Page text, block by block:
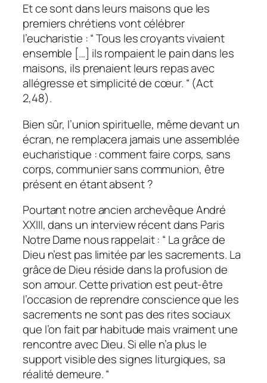
Et ce sont dans leurs maisons que les
premiers chrétiens vont célébrer
l’eucharistie : “Tous les croyants vivaient
ensemble […] ils rompaient le pain dans les
maisons, ils prenaient leurs repas avec
allégresse et simplicité de cœur. “ (Act
2,48).
Bien sûr, l’union spirituelle, même devant un
écran, ne remplacera jamais une assemblée
eucharistique : comment faire corps, sans
corps, communier sans communion, être
présent en étant absent ?
Pourtant notre ancien archevêque André
XXIII, dans un interview récent dans Paris
Notre Dame nous rappelait : “ La grâce de
Dieu n’est pas limitée par les sacrements. La
grâce de Dieu réside dans la profusion de
son amour. Cette privation est peut-être
l’occasion de reprendre conscience que les
sacrements ne sont pas des rites sociaux
que l’on fait par habitude mais vraiment une
rencontre avec Dieu. Si elle n’a plus le
support visible des signes liturgiques, sa
réalité demeure. “